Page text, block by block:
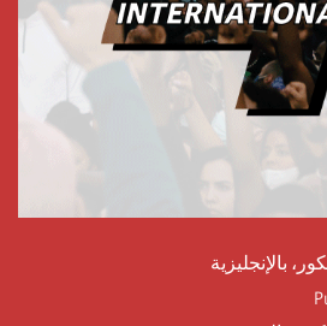
بالإنجليزية